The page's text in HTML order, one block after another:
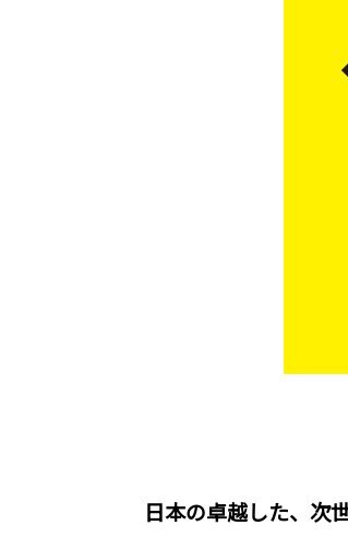
日本の卓越した、次